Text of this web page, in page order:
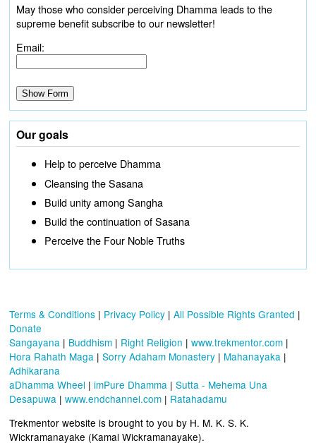
May those who consider perceiving Dhamma leads to the
supreme benefit subscribe to our newsletter!
Email:
Our goals
Help to perceive Dhamma
Cleansing the Sasana
Build unity among Sangha
Build the continuation of Sasana
Perceive the Four Noble Truths
Terms & Conditions | Privacy Policy | All Possible Rights Granted |
Donate
Sangayana | Buddhism | Right Religion | www.trekmentor.com |
Hora Rahath Maga | Sorry Adaham Monastery | Mahanayaka |
Adhikarana
aDhamma Wheel | imPure Dhamma | Sutta - Mehema Una
Desapuwa | www.endchannel.com | Ratahadamu
Trekmentor website is brought to you by H. M. K. S. K.
Wickramanayake (Kamal Wickramanayake).